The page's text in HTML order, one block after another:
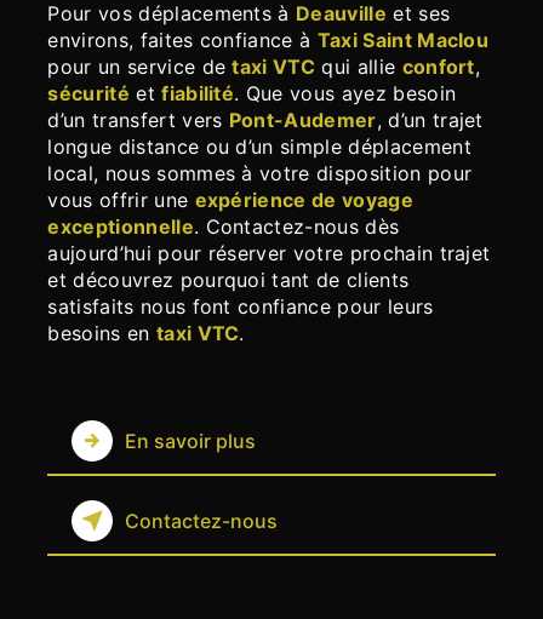
Pour vos déplacements à Deauville et ses
environs, faites confiance à Taxi Saint Maclou
pour un service detaxi VTC qui allie confort,
sécurité etfiabilité. Que vous ayez besoin
d’un transfert vers Pont-Audemer, d’un trajet
longue distance ou d’un simple déplacement
local, nous sommes à votre disposition pour
vous offrir une expérience de voyage
exceptionnelle. Contactez-nous dès
aujourd’hui pour réserver votre prochain trajet
et découvrez pourquoi tant de clients
satisfaits nous font confiance pour leurs
besoins en taxi VTC.
En savoir plus
Contactez-nous